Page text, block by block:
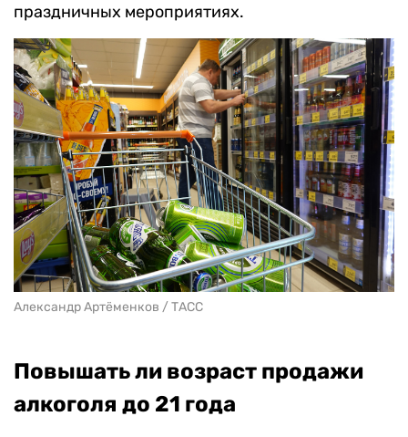
праздничных мероприятиях.
Александр Артёменков / ТАСС
Повышать ли возраст продажи
алкоголя до 21 года